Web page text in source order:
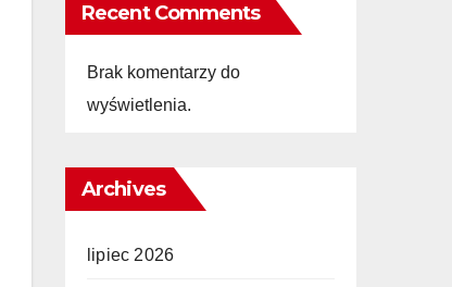
Recent Comments
Brak komentarzy do
wyświetlenia.
Archives
lipiec 2026